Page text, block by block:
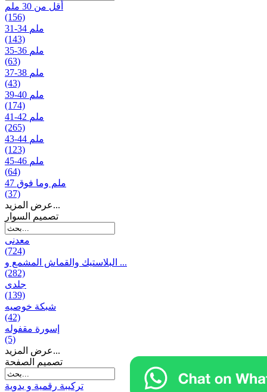
أقل من 30 ملم
(156)
31-34 ملم
(143)
35-36 ملم
(63)
37-38 ملم
(43)
39-40 ملم
(174)
41-42 ملم
(265)
43-44 ملم
(123)
45-46 ملم
(64)
47 ملم وما فوق
(37)
عرض المزيد...
تصمیم السوار
معدنی
(724)
البلاستيك والقماش المشمع و ...
(282)
جلدی
(139)
شبكة خوصیه
(42)
إسورة مقفوله
(5)
عرض المزيد...
تصميم الصفحة
تركيبة رقمية و يدوية